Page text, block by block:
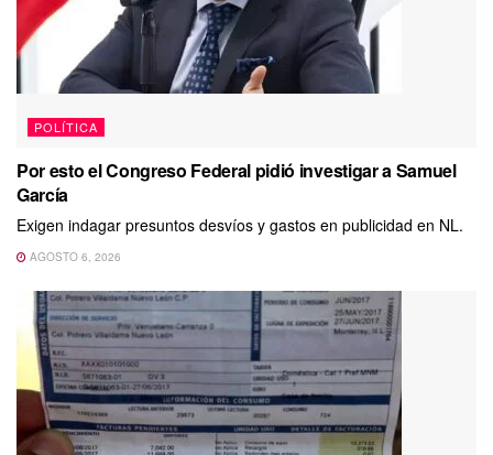
POLÍTICA
Por esto el Congreso Federal pidió investigar a Samuel
García
Exigen indagar presuntos desvíos y gastos en publicidad en NL.
AGOSTO 6, 2026